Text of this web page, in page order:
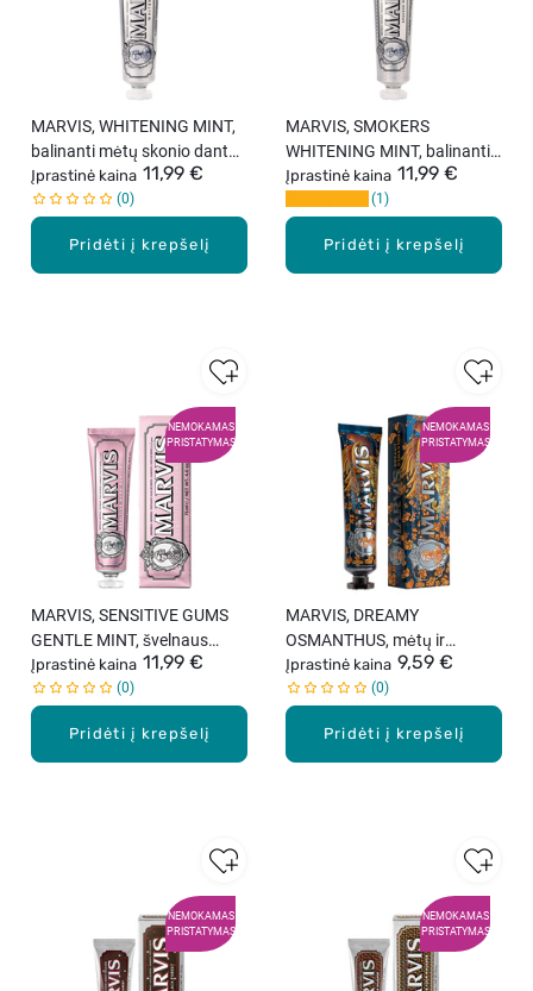
Pridėti į krepšelį
MARVIS, WHITENING MINT,
balinanti mėtų skonio dantų
pasta, 85 ml
Įprastinė kaina 11,99 €
0
Pridėti į krepšelį
MARVIS, SMOKERS
WHITENING MINT, balinanti
dantų pasta rūkantiems, 85
Įprastinė kaina 11,99 €
1
NEMOKAMAS
PRISTATYMAS
Pridėti į krepšelį
MARVIS, SENSITIVE GUMS
GENTLE MINT, švelnaus
mėtų aromato dantų pasta
jautrioms dantenoms, 75 ml
Įprastinė kaina 11,99 €
0
NEMOKAMAS
PRISTATYMAS
Pridėti į krepšelį
MARVIS, DREAMY
OSMANTHUS, mėtų ir
kvepenių aromato dantų
pasta, 75 ml.
Įprastinė kaina 9,59 €
0
NEMOKAMAS
PRISTATYMAS
NEMOKAMAS
PRISTATYMAS